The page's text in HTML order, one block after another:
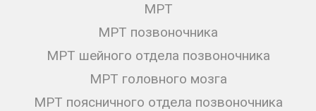
МРТ
МРТ позвоночника
МРТ шейного отдела позвоночника
МРТ головного мозга
МРТ поясничного отдела позвоночника